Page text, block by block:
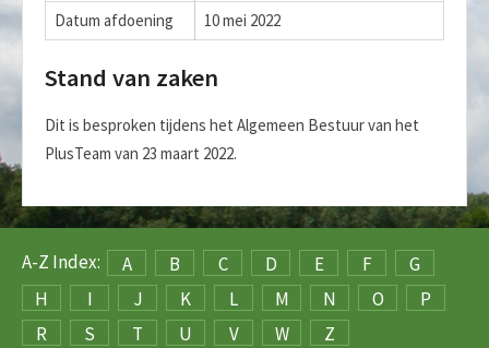
Datum afdoening
10 mei 2022
Stand van zaken
Dit is besproken tijdens het Algemeen Bestuur van het
PlusTeam van 23 maart 2022.
A-Z Index: A B C D E F
G
H
I J K L M N O
P
R
S T U V W Z